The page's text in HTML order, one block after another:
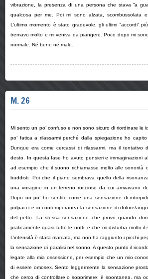
vibrazione, la presenza di una persona che stava “a
qualcosa per me. Poi mi sono alzata, scombussolata
L’ultimo momento è stato gradevole, gli ultimi “accordi”
tremavo molto e mi veniva da piangere. Poco dopo mi
normale. Né bene né male.
M. 26
Mi sento un po’ confuso e non sono sicuro di riordinare le
po’ fatica a rilassarmi perché dalla spiegazione ho
Dunque era come cercassi di rilassarmi, ma il tentativo
desto. In questa fase ho avuto pensieri e immaginazioni
ad esempio che il suono richiamasse molto alle sonorità
buddisti. Poi che il piano sembrava quello della
una voragine in un terreno roccioso da cui arrivavano
Dopo un po’ ho sentito come una sensazione di
polpacci e in contemporanea la sensazione di dolore/
del petto. La stessa sensazione che provo quando
praticamente quasi tutte le notti, e che mi disturba molto il
L’intensità è stata marcata, ma non ha raggiunto i picchi
la sensazione di paralisi nel sonno. A questo punto il
legate alla mia ossessione, per esempio che un mio
di essere omosex. Sento leggermente la sensazione
che cerco di controllare o sopprimere; è spontanea, ma